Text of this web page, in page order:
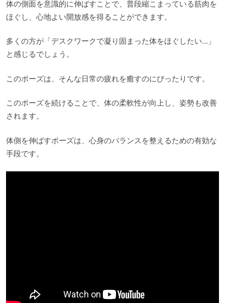
体の側面を意識的に伸ばすことで、普段縮こまっている筋肉を
ほぐし、心地よい開放感を得ることができます。
多くの方が「デスクワークで凝り固まった体をほぐしたい…」
と感じるでしょう。
このポーズは、そんな日常の疲れを癒すのにぴったりです。
このポーズを続けることで、体の柔軟性が向上し、姿勢も改善
されます。
体側を伸ばすポーズは、心身のバランスを整えるための有効な
手段です。